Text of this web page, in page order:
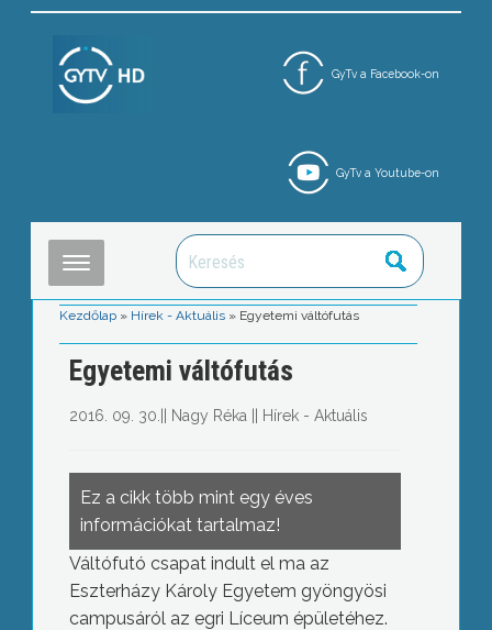
GyTv a Facebook-on
GyTv a Youtube-on
Kezdőlap » Hírek - Aktuális » Egyetemi váltófutás
Egyetemi váltófutás
2016. 09. 30. Nagy Réka Hírek - Aktuális
Ez a cikk több mint egy éves
információkat tartalmaz!
Váltófutó csapat indult el ma az
Eszterházy Károly Egyetem gyöngyösi
campusáról az egri Líceum épületéhez.